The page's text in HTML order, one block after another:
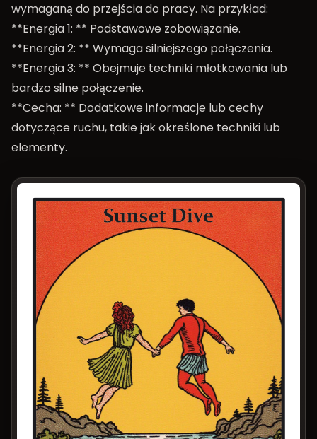
wymaganą do przejścia do pracy. Na przykład:
**Energia 1: ** Podstawowe zobowiązanie.
**Energia 2: ** Wymaga silniejszego połączenia.
**Energia 3: ** Obejmuje techniki młotkowania lub
bardzo silne połączenie.
**Cecha: ** Dodatkowe informacje lub cechy
dotyczące ruchu, takie jak określone techniki lub
elementy.